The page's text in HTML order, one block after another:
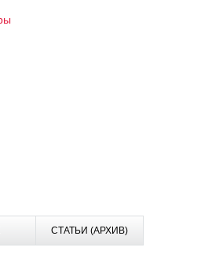
СТАТЬИ (АРХИВ)